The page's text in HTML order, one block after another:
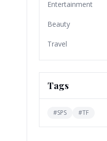
Entertainment
Beauty
Travel
Tags
#SPS #TF